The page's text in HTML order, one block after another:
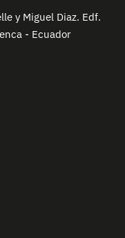
y Miguel Diaz. Edf.
- Ecuador